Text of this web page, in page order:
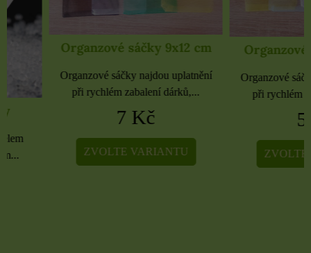
Organzové sáčky 9x12 cm
Organzové sáčky najdou uplatnění
při rychlém zabalení dárků,...
ZVOLTE VARIANTU
Organzové sáčky
Organzové sáčky najdou
při rychlém zabalení
ZVOLTE